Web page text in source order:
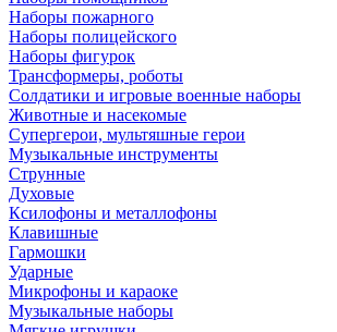
Наборы пожарного
Наборы полицейского
Наборы фигурок
Трансформеры, роботы
Солдатики и игровые военные наборы
Животные и насекомые
Супергерои, мультяшные герои
Музыкальные инструменты
Струнные
Духовые
Ксилофоны и металлофоны
Клавишные
Гармошки
Ударные
Микрофоны и караоке
Музыкальные наборы